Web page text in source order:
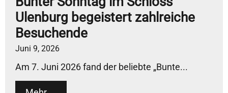
Ulenburg begeistert zahlreiche
Besuchende
Juni 9, 2026
Am 7. Juni 2026 fand der beliebte „Bunte...